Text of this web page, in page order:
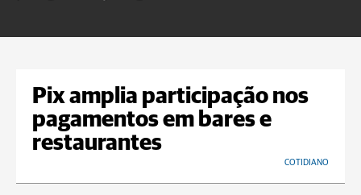
Pix amplia participação nos
pagamentos em bares e
restaurantes
COTIDIANO